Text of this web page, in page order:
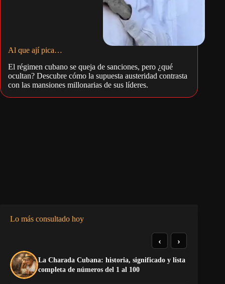
Al que ají pica…
El régimen cubano se queja de sanciones, pero ¿qué
ocultan? Descubre cómo la supuesta austeridad contrasta
con las mansiones millonarias de sus líderes.
Lo más consultado hoy
La Charada Cubana: historia, significado y lista
completa de números del 1 al 100
‹ ›